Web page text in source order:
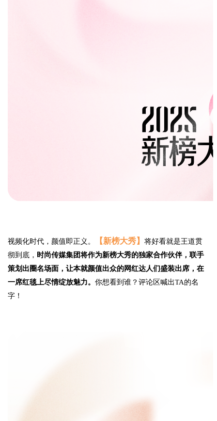
视频化时代，颜值即正义。 【新榜大秀】 将好看就是王道贯
彻到底， 时尚传媒集团将作为新榜大秀的独家合作伙伴，联手
策划出圈名场面，让本就颜值出众的网红达人们盛装出席，在
一席红毯上尽情绽放魅力。 你想看到谁？评论区喊出TA的名
字！